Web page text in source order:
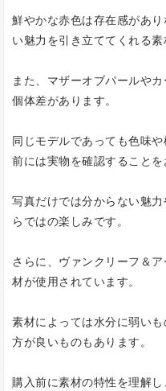
鮮やかな赤色は存在感があ
い魅力を引き立ててくれる素
また、マザーオブパールや
個体差があります。
同じモデルであっても色味
前には実物を確認することを
写真だけでは分からない魅
らではの楽しみです。
さらに、ヴァンクリーフ＆
材が使用されています。
素材によっては水分に弱い
方が良いものもあります。
購入前に素材の特性を理解